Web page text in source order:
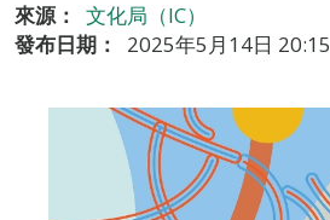
來源：
文化局（IC）
發布日期：
2025年5月14日 20:15